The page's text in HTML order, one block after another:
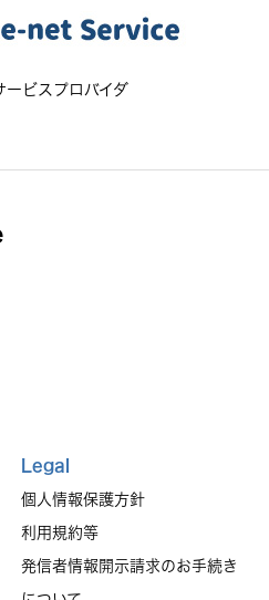
ービスプロバイダ
Legal
個人情報保護方針
利用規約等
発信者情報開示請求のお手続き